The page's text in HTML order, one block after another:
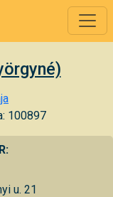
100897
u. 21